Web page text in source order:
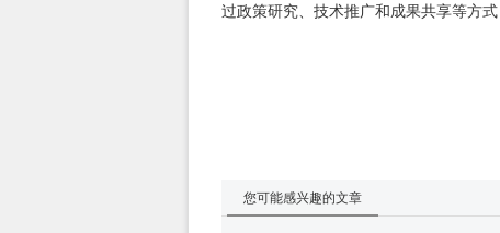
过政策研究、技术推广和成果共享等方
您可能感兴趣的文章